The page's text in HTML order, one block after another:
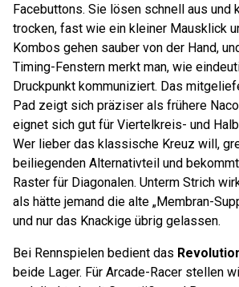
Facebuttons. Sie lösen schnell aus und
trocken, fast wie ein kleiner Mausklick
Kombos gehen sauber von der Hand,
Timing-Fenstern merkt man, wie
Druckpunkt kommuniziert. Das
Pad zeigt sich präziser als frühere
eignet sich gut für Viertelkreis- und
Wer lieber das klassische Kreuz will,
beiliegenden Alternativteil und
Raster für Diagonalen. Unterm Strich
als hätte jemand die alte „Membran-
und nur das Knackige übrig gelassen.
Bei Rennspielen bedient das
beide Lager. Für Arcade-Racer stellen